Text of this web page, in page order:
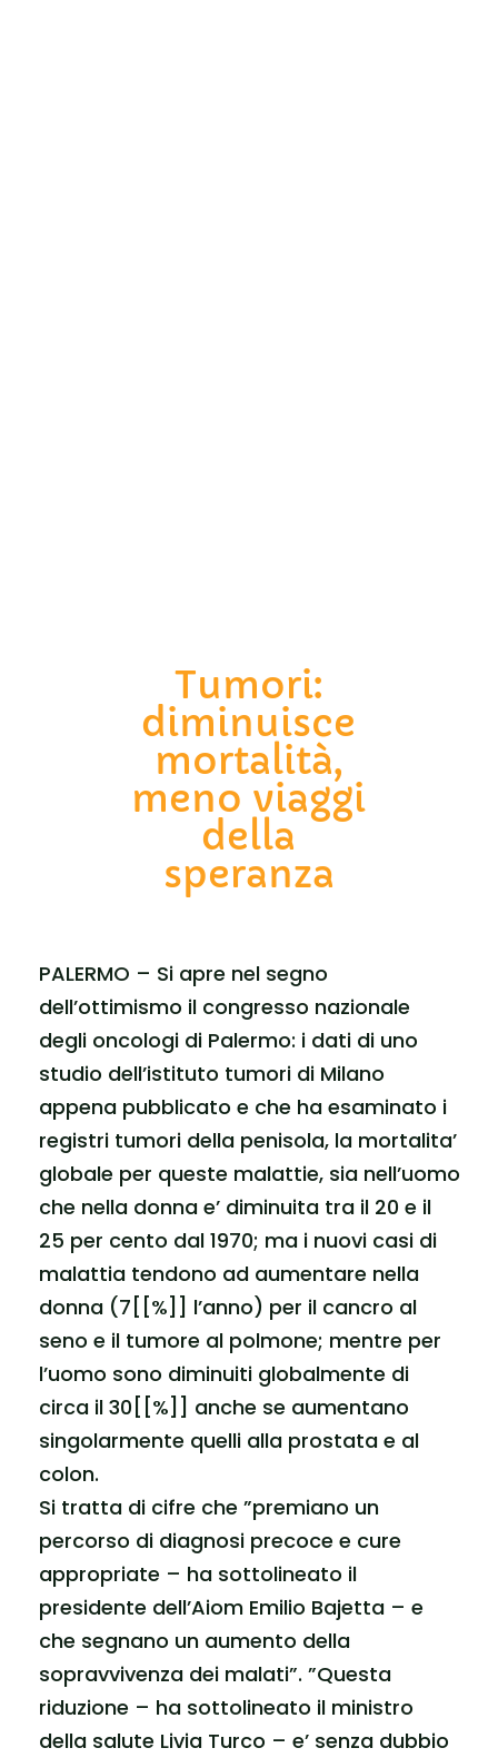
Tumori:
diminuisce
mortalità,
meno viaggi
della
speranza
PALERMO – Si apre nel segno
dell’ottimismo il congresso nazionale
degli oncologi di Palermo: i dati di uno
studio dell’istituto tumori di Milano
appena pubblicato e che ha esaminato i
registri tumori della penisola, la mortalita’
globale per queste malattie, sia nell’uomo
che nella donna e’ diminuita tra il 20 e il
25 per cento dal 1970; ma i nuovi casi di
malattia tendono ad aumentare nella
donna (7[[%]] l’anno) per il cancro al
seno e il tumore al polmone; mentre per
l’uomo sono diminuiti globalmente di
circa il 30[[%]] anche se aumentano
singolarmente quelli alla prostata e al
colon.
Si tratta di cifre che ”premiano un
percorso di diagnosi precoce e cure
appropriate – ha sottolineato il
presidente dell’Aiom Emilio Bajetta – e
che segnano un aumento della
sopravvivenza dei malati”. ”Questa
riduzione – ha sottolineato il ministro
della salute Livia Turco – e’ senza dubbio